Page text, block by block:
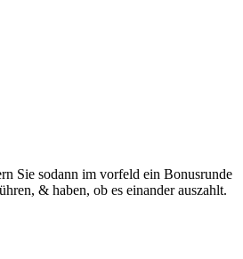
Sie sodann im vorfeld ein Bonusrunde
& haben, ob es einander auszahlt.